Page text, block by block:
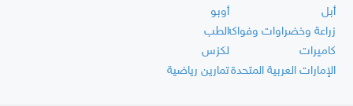
أبل
أوبو
زراعة وخضراوات وفواكهالطب
كاميرات
لكزس
الإمارات العربية المتحدةتمارين رياضية